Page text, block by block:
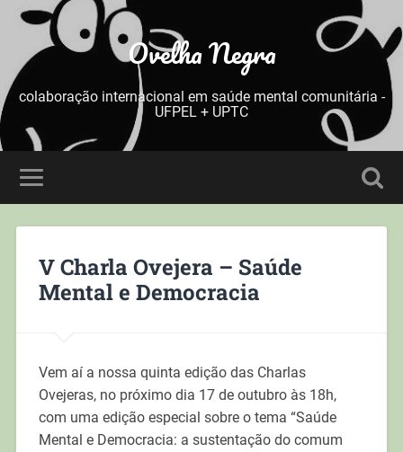
Ovelha Negra
colaboração internacional em saúde mental comunitária -
UFPEL + UPTC
V Charla Ovejera – Saúde
Mental e Democracia
Vem aí a nossa quinta edição das Charlas
Ovejeras, no próximo dia 17 de outubro às 18h,
com uma edição especial sobre o tema “Saúde
Mental e Democracia: a sustentação do comum